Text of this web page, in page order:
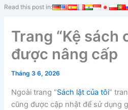
Read this post in:
Trang “Kệ sách
được nâng cấp
Tháng 3 6, 2026
Ngoài trang “Sách lật của tôi”
cũng được cập nhật để sử dụng